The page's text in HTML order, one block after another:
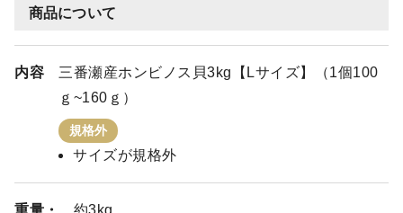
商品について
内容
三番瀬産ホンビノス貝3kg【Lサイズ】（1個100
ｇ~160ｇ）
規格外
サイズが規格外
重量・
約3kg